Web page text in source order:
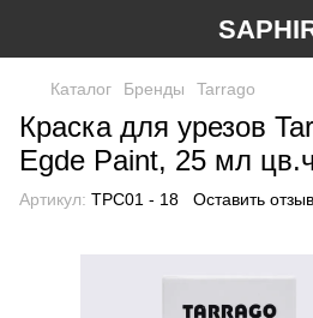
Каталог Бренды Tarrago
Краска для урезов
Egde Paint, 25 мл
Артикул: TPC01 - 18 Оставить отзыв